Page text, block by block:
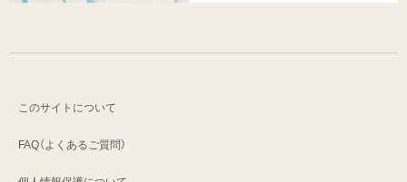
このサイトについて
FAQ（よくあるご質問）